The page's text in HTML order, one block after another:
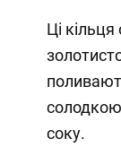
Ці
соку.